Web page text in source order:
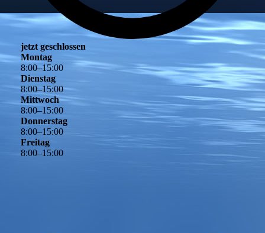
jetzt geschlossen
Montag
8:00–15:00
Dienstag
8:00–15:00
Mittwoch
8:00–15:00
Donnerstag
8:00–15:00
Freitag
8:00–15:00